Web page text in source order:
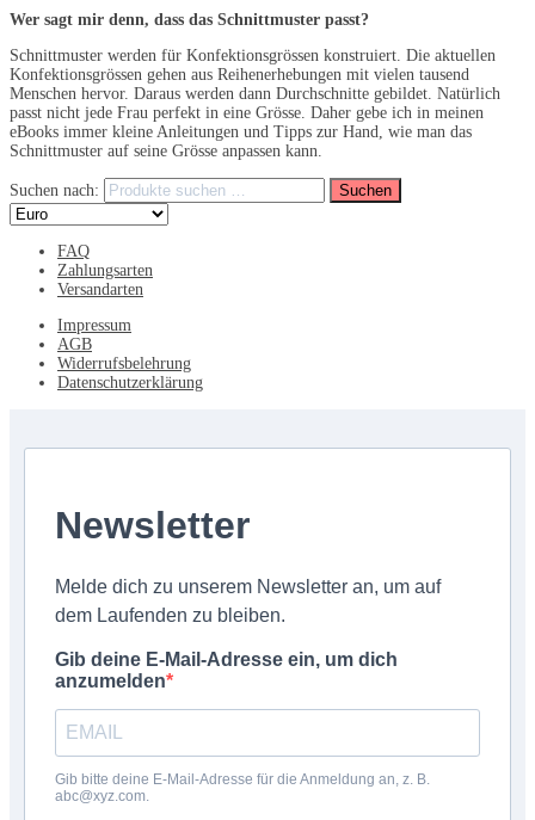
Wer sagt mir denn, dass das Schnittmuster passt?
Schnittmuster werden für Konfektionsgrössen konstruiert. Die aktuellen
Konfektionsgrössen gehen aus Reihenerhebungen mit vielen tausend
Menschen hervor. Daraus werden dann Durchschnitte gebildet. Natürlich
passt nicht jede Frau perfekt in eine Grösse. Daher gebe ich in meinen
eBooks immer kleine Anleitungen und Tipps zur Hand, wie man das
Schnittmuster auf seine Grösse anpassen kann.
Suchen nach: Suchen
FAQ
Zahlungsarten
Versandarten
Impressum
AGB
Widerrufsbelehrung
Datenschutzerklärung
Newsletter
Melde dich zu unserem Newsletter an, um auf
dem Laufenden zu bleiben.
Gib deine E-Mail-Adresse ein, um dich
anzumelden
Gib bitte deine E-Mail-Adresse für die Anmeldung an, z. B.
abc@xyz.com.